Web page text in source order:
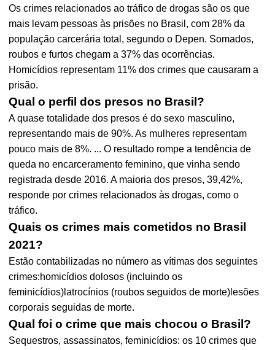
Os crimes relacionados ao tráfico de drogas são os que
mais levam pessoas às prisões no Brasil, com 28% da
população carcerária total, segundo o Depen. Somados,
roubos e furtos chegam a 37% das ocorrências.
Homicídios representam 11% dos crimes que causaram a
prisão.
Qual o perfil dos presos no Brasil?
A quase totalidade dos presos é do sexo masculino,
representando mais de 90%. As mulheres representam
pouco mais de 8%. ... O resultado rompe a tendência de
queda no encarceramento feminino, que vinha sendo
registrada desde 2016. A maioria dos presos, 39,42%,
responde por crimes relacionados às drogas, como o
tráfico.
Quais os crimes mais cometidos no Brasil
2021?
Estão contabilizadas no número as vítimas dos seguintes
crimes:homicídios dolosos (incluindo os
feminicídios)latrocínios (roubos seguidos de morte)lesões
corporais seguidas de morte.
Qual foi o crime que mais chocou o Brasil?
Sequestros, assassinatos, feminicídios: os 10 crimes que